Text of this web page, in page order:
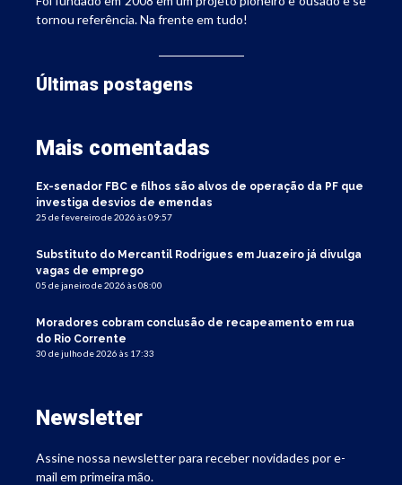
tornou referência. Na frente em tudo!
Últimas postagens
Mais comentadas
Ex-senador FBC e filhos são alvos de operação da PF que
investiga desvios de emendas
25 de fevereiro de 2026 às 09:57
Substituto do Mercantil Rodrigues em Juazeiro já divulga
vagas de emprego
05 de janeiro de 2026 às 08:00
Moradores cobram conclusão de recapeamento em rua
do Rio Corrente
30 de julho de 2026 às 17:33
Newsletter
Assine nossa newsletter para receber novidades por e-
mail em primeira mão.